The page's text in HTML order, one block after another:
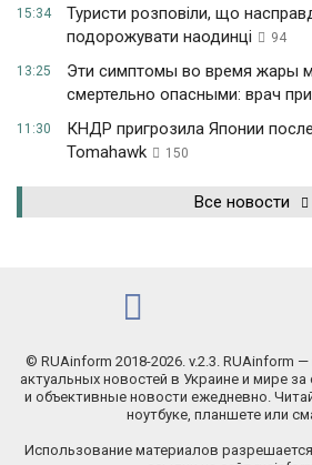
15:34
Туристи розповіли, що
подорожувати наодинці
94
13:25
Эти симптомы во время жары
смертельно опасными: врач
11:30
КНДР пригрозила Японии
Tomahawk
150
Все новости
© RUAinform 2018-2026. v.2.3. RUAinform
актуальных новостей в Украине и мире
и объективные новости ежедневно.
ноутбуке, планшете или
Использование материалов